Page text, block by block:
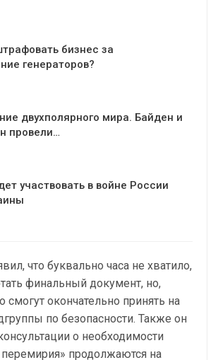
бизнес за
генераторов?
двухполярного мира. Байден и
провели…
участвовать в войне России
что буквально часа не хватило,
финальный документ, но,
смогут окончательно принять на
по безопасности. Также он
о необходимости
перемирия» продолжаются на